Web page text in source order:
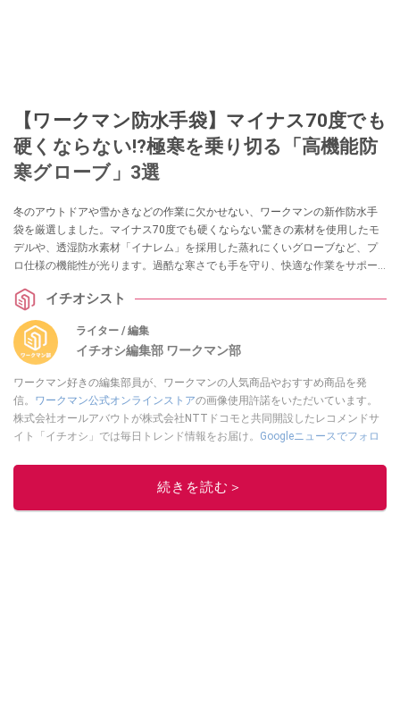
【ワークマン防水手袋】マイナス70度でも
硬くならない!?極寒を乗り切る「高機能防
寒グローブ」3選
冬のアウトドアや雪かきなどの作業に欠かせない、ワークマンの新作防水手
袋を厳選しました。マイナス70度でも硬くならない驚きの素材を使用したモ
デルや、透湿防水素材「イナレム」を採用した蒸れにくいグローブなど、プ
ロ仕様の機能性が光ります。過酷な寒さでも手を守り、快適な作業をサポー
イチオシスト
ライター / 編集
イチオシ編集部 ワークマン部
ワークマン好きの編集部員が、ワークマンの人気商品やおすすめ商品を発
信。 ワークマン公式オンラインストアの画像使用許諾をいただいています。
株式会社オールアバウトが株式会社NTTドコモと共同開設したレコメンドサ
イト「イチオシ」では毎日トレンド情報をお届け。 Googleニュースでフォロ
このイチオシストの他の記事を読む
続きを読む＞